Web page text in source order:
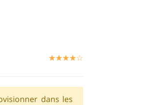
☆☆☆☆☆
★★★★★
dans les